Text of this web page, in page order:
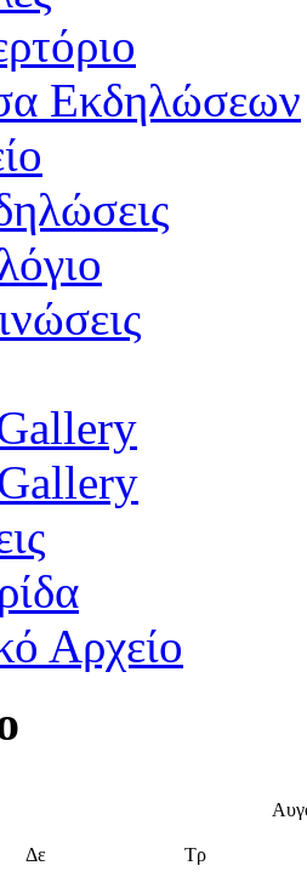
Εκδηλώσεων
Αρχείο
Δε Τρ